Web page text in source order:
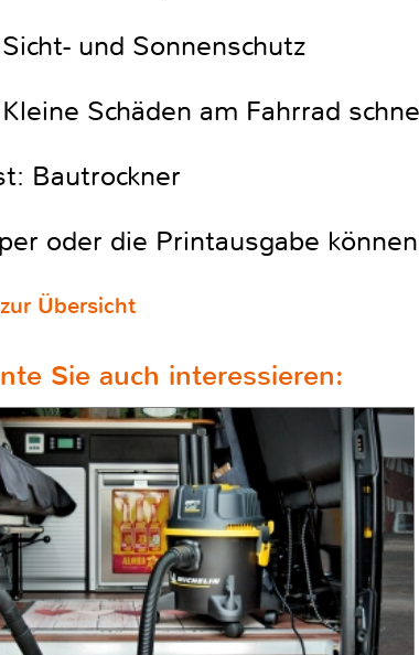
und Sonnenschutz
Schäden am Fahrrad
Bautrockner
oder die Printausgabe
Übersicht
Sie auch interessieren: